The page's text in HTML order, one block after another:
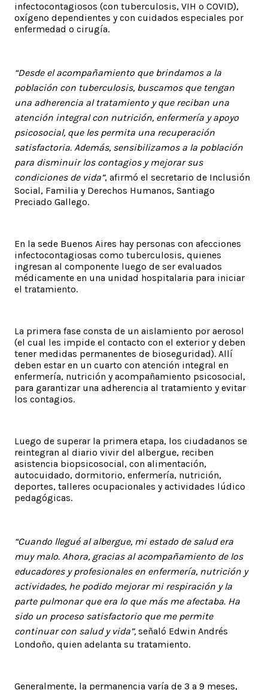
infectocontagiosos (con tuberculosis, VIH o COVID),
oxígeno dependientes y con cuidados especiales por
enfermedad o cirugía.
“Desde el acompañamiento que brindamos a la
población con tuberculosis, buscamos que tengan
una adherencia al tratamiento y que reciban una
atención integral con nutrición, enfermería y apoyo
psicosocial, que les permita una recuperación
satisfactoria. Además, sensibilizamos a la población
para disminuir los contagios y mejorar sus
condiciones de vida”, afirmó el secretario de Inclusión
Social, Familia y Derechos Humanos, Santiago
Preciado Gallego.
En la sede Buenos Aires hay personas con afecciones
infectocontagiosas como tuberculosis, quienes
ingresan al componente luego de ser evaluados
médicamente en una unidad hospitalaria para iniciar
el tratamiento.
La primera fase consta de un aislamiento por aerosol
(el cual les impide el contacto con el exterior y deben
tener medidas permanentes de bioseguridad). Allí
deben estar en un cuarto con atención integral en
enfermería, nutrición y acompañamiento psicosocial,
para garantizar una adherencia al tratamiento y evitar
los contagios.
Luego de superar la primera etapa, los ciudadanos se
reintegran al diario vivir del albergue, reciben
asistencia biopsicosocial, con alimentación,
autocuidado, dormitorio, enfermería, nutrición,
deportes, talleres ocupacionales y actividades lúdico
pedagógicas.
“Cuando llegué al albergue, mi estado de salud era
muy malo. Ahora, gracias al acompañamiento de los
educadores y profesionales en enfermería, nutrición y
actividades, he podido mejorar mi respiración y la
parte pulmonar que era lo que más me afectaba. Ha
sido un proceso satisfactorio que me permite
continuar con salud y vida”, señaló Edwin Andrés
Londoño, quien adelanta su tratamiento.
Generalmente, la permanencia varía de 3 a 9 meses,